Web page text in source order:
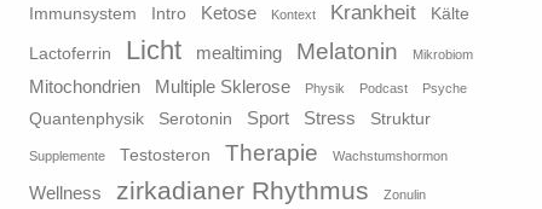
Immunsystem
Intro Ketose Kontext Krankheit Kälte
Lactoferrin Licht mealtiming Melatonin Mikrobiom
Mitochondrien Multiple Sklerose Physik Podcast Psyche
Quantenphysik Serotonin Sport Stress Struktur
Supplemente Testosteron Therapie Wachstumshormon
Wellness zirkadianer Rhythmus Zonulin